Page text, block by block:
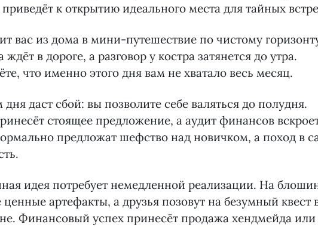
к открытию идеального места для тайных
вас из дома в мини-путешествие по чистому
в дороге, а разговор у костра затянется до утра.
что именно этого дня вам не хватало весь месяц.
даст сбой: вы позволите себе валяться до полудня.
стоящее предложение, а аудит финансов
предложат шефство над новичком, а поход в
идея потребует немедленной реализации. На
артефакты, а друзья позовут на безумный квест
Финансовый успех принесёт продажа хендмейда или